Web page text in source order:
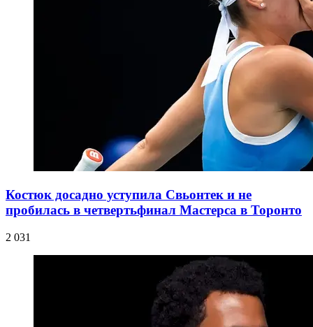
Костюк досадно уступила Свьонтек и не
пробилась в четвертьфинал Мастерса в Торонто
2 031